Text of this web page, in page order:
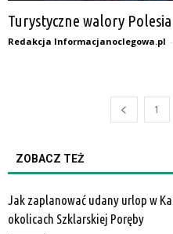
Turystyczne walory Polesia
Redakcja Informacjanoclegowa.pl -
1
ZOBACZ TEŻ
Jak zaplanować udany urlop w
okolicach Szklarskiej Poręby